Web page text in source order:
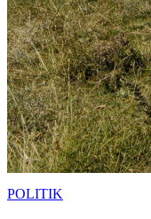
POLITIK